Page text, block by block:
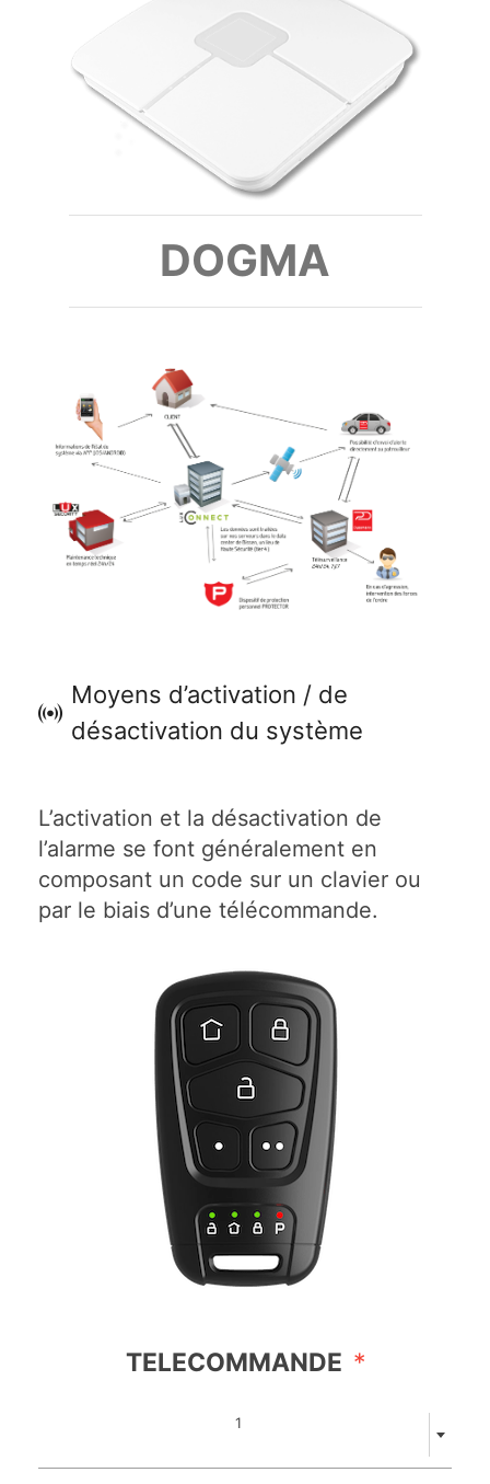
DOGMA
Moyens d’activation / de
désactivation du système
L’activation et la désactivation de
l’alarme se font généralement en
composant un code sur un clavier ou
par le biais d’une télécommande.
TELECOMMANDE *
1